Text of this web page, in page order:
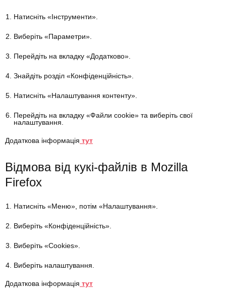
Натисніть «Інструменти».
Виберіть «Параметри».
Перейдіть на вкладку «Додатково».
Знайдіть розділ «Конфіденційність».
Натисніть «Налаштування контенту».
Перейдіть на вкладку «Файли cookie» та виберіть свої
налаштування.
Додаткова інформація тут
Відмова від кукі-файлів в Mozilla
Firefox
Натисніть «Меню», потім «Налаштування».
Виберіть «Конфіденційність».
Виберіть «Cookies».
Виберіть налаштування.
Додаткова інформація тут